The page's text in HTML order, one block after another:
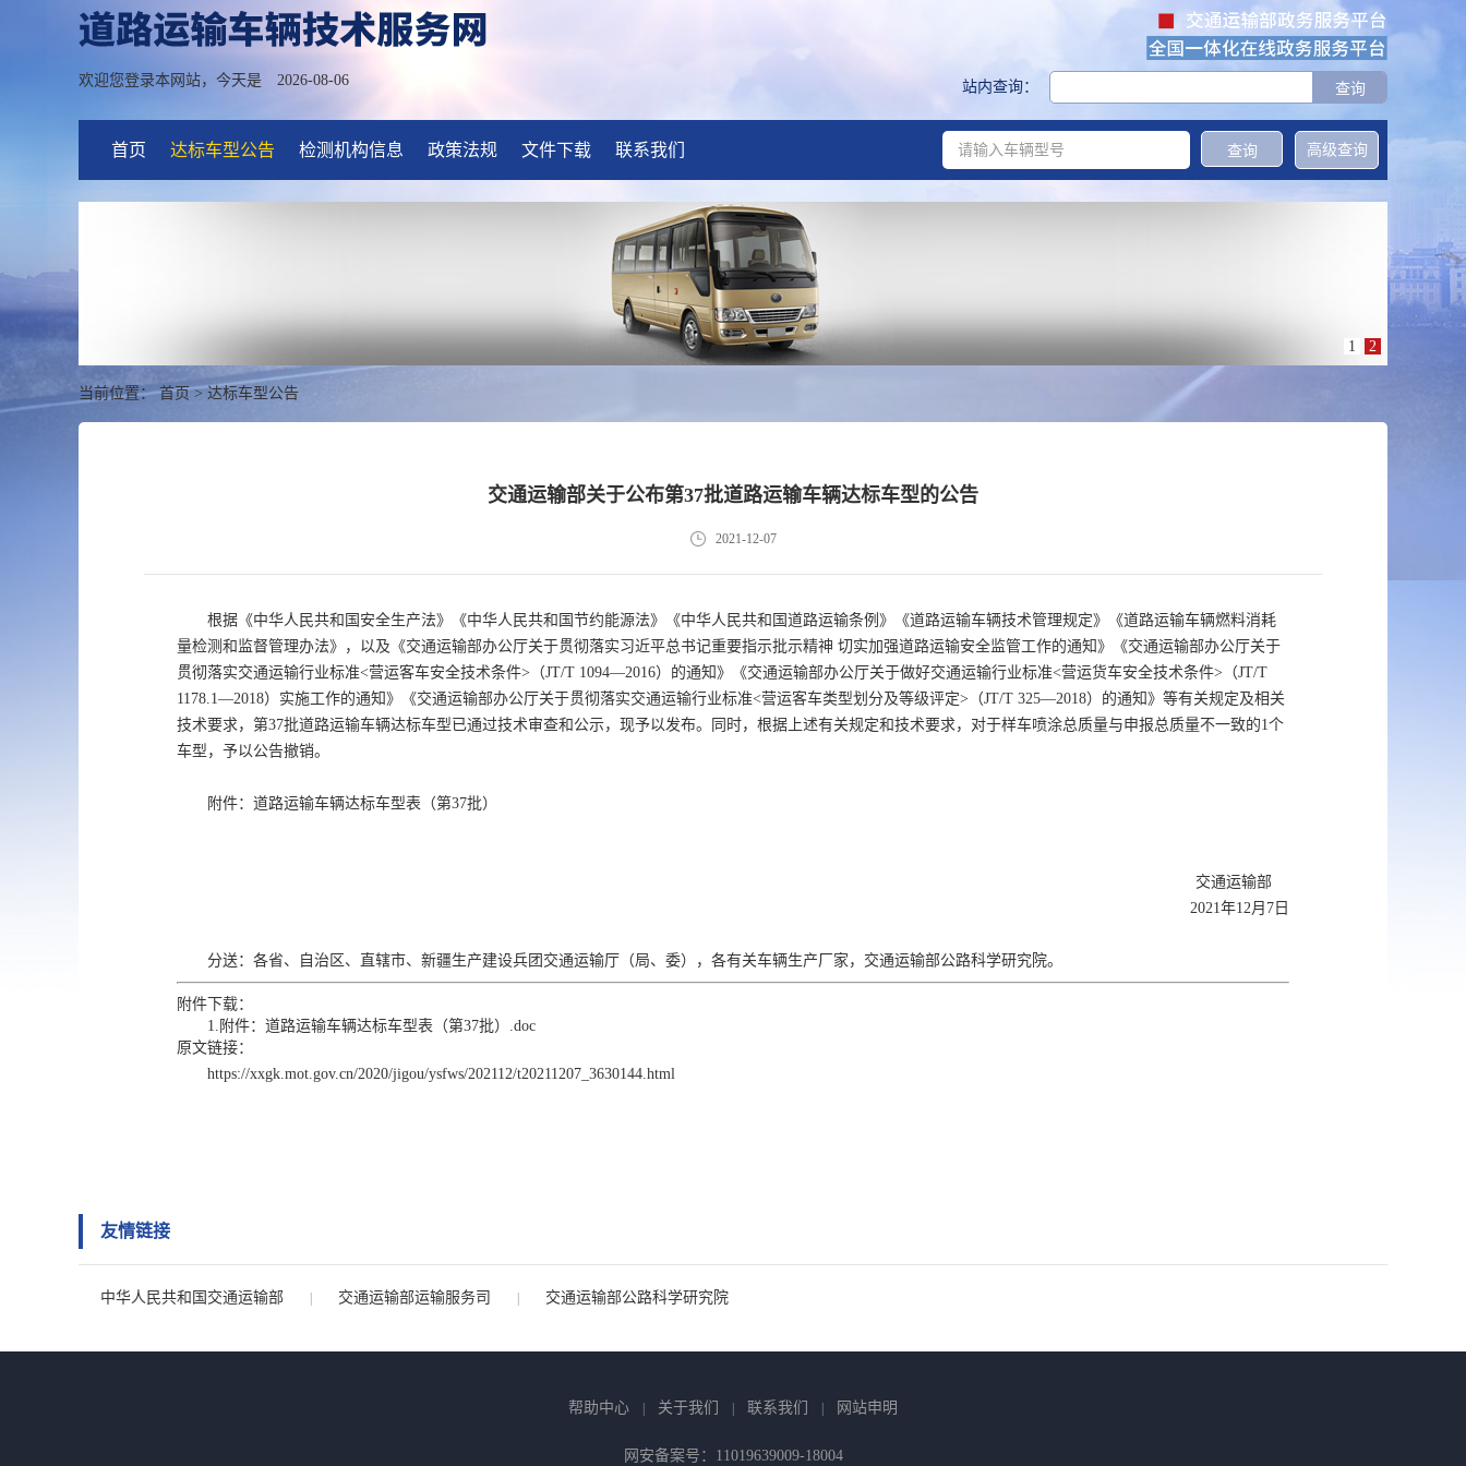
欢迎您登录本网站，今天是 2026-08-06 站内查询：
首页 达标车型公告 检测机构信息 政策法规 文件下载 联系我们 高级查询
1 2
当前位置：首页>达标车型公告
交通运输部关于公布第37批道路运输车辆达标车型的公告
2021-12-07
根据《中华人民共和国安全生产法》《中华人民共和国节约能源法》《中华人民共和国道路运输条例》《道路运输车辆技术管理规定》《道路运输车辆燃料消耗
量检测和监督管理办法》，以及《交通运输部办公厅关于贯彻落实习近平总书记重要指示批示精神 切实加强道路运输安全监管工作的通知》《交通运输部办公厅关于
贯彻落实交通运输行业标准<营运客车安全技术条件>（JT/T 1094—2016）的通知》《交通运输部办公厅关于做好交通运输行业标准<营运货车安全技术条件>（JT/T
1178.1—2018）实施工作的通知》《交通运输部办公厅关于贯彻落实交通运输行业标准<营运客车类型划分及等级评定>（JT/T 325—2018）的通知》等有关规定及相关
技术要求，第37批道路运输车辆达标车型已通过技术审查和公示，现予以发布。同时，根据上述有关规定和技术要求，对于样车喷涂总质量与申报总质量不一致的1个
车型，予以公告撤销。
附件：道路运输车辆达标车型表（第37批）
交通运输部
2021年12月7日
分送：各省、自治区、直辖市、新疆生产建设兵团交通运输厅（局、委），各有关车辆生产厂家，交通运输部公路科学研究院。
附件下载：
1.附件：道路运输车辆达标车型表（第37批）.doc
原文链接：
https://xxgk.mot.gov.cn/2020/jigou/ysfws/202112/t20211207_3630144.html
友情链接
中华人民共和国交通运输部 交通运输部运输服务司 交通运输部公路科学研究院
帮助中心 关于我们 联系我们 网站申明
网安备案号：11019639009-18004